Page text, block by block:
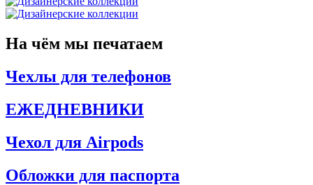
На чём мы печатаем
Чехлы для телефонов
ЕЖЕДНЕВНИКИ
Чехол для Airpods
Обложки для паспорта